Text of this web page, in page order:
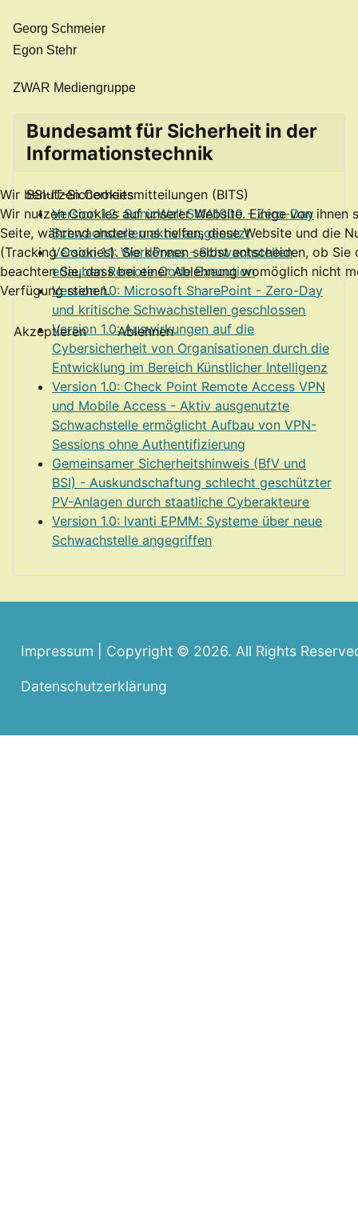
Bundesamt für Sicherheit in der
Informationstechnik
BSI-IT-Sicherheitsmitteilungen (BITS)
Version 1.2: SonicWall SMA1000 - Zero-Day
Schwachstellen aktiv ausgenutzt
Version 1.1: WordPress - Schwachstellen
erlauben Remote Code Execution
Version 1.0: Microsoft SharePoint - Zero-Day
und kritische Schwachstellen geschlossen
Version 1.0: Auswirkungen auf die
Cybersicherheit von Organisationen durch die
Entwicklung im Bereich Künstlicher Intelligenz
Version 1.0: Check Point Remote Access VPN
und Mobile Access - Aktiv ausgenutzte
Schwachstelle ermöglicht Aufbau von VPN-
Sessions ohne Authentifizierung
Gemeinsamer Sicherheitshinweis (BfV und
BSI) - Auskundschaftung schlecht geschützter
PV-Anlagen durch staatliche Cyberakteure
Version 1.0: Ivanti EPMM: Systeme über neue
Schwachstelle angegriffen
Georg Schmeier
Egon Stehr
ZWAR Mediengruppe
Impressum | Copyright © 2026. All Rights
Datenschutzerklärung
Wir benutzen Cookies
Wir nutzen Cookies auf unserer Website. Einige von ihnen
Seite, während andere uns helfen, diese Website und die
(Tracking Cookies). Sie können selbst entscheiden, ob
beachten Sie, dass bei einer Ablehnung womöglich nicht
Verfügung stehen.
Akzeptieren Ablehnen